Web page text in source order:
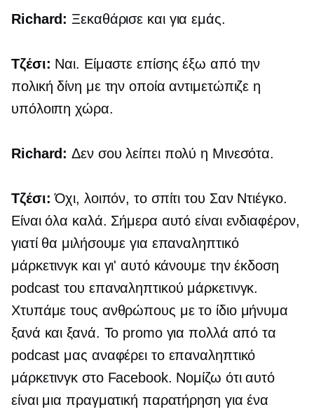
Richard: Ξεκαθάρισε και για εμάς.
Τζέσι: Ναι. Είμαστε επίσης έξω από την
πολική δίνη με την οποία αντιμετώπιζε η
υπόλοιπη χώρα.
Richard: Δεν σου λείπει πολύ η Μινεσότα.
Τζέσι: Όχι, λοιπόν, το σπίτι του Σαν Ντιέγκο.
Είναι όλα καλά. Σήμερα αυτό είναι ενδιαφέρον,
γιατί θα μιλήσουμε για επαναληπτικό
μάρκετινγκ και γι' αυτό κάνουμε την έκδοση
podcast του επαναληπτικού μάρκετινγκ.
Χτυπάμε τους ανθρώπους με το ίδιο μήνυμα
ξανά και ξανά. Το promo για πολλά από τα
podcast μας αναφέρει το επαναληπτικό
μάρκετινγκ στο Facebook. Νομίζω ότι αυτό
είναι μια πραγματική παρατήρηση για ένα